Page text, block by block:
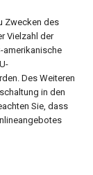
Zwecken des
Vielzahl der
amerikanische
Des Weiteren
in den
Sie, dass